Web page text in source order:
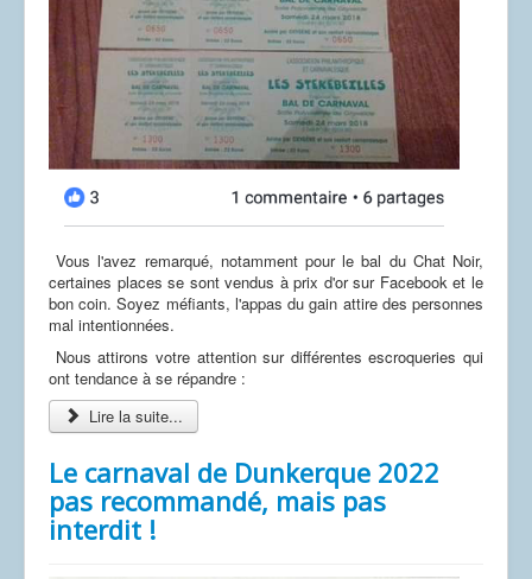
Vous l'avez remarqué, notamment pour le bal du Chat Noir,
certaines places se sont vendus à prix d'or sur Facebook et le
bon coin. Soyez méfiants, l'appas du gain attire des personnes
mal intentionnées.
Nous attirons votre attention sur différentes escroqueries qui
ont tendance à se répandre :
Lire la suite...
Le carnaval de Dunkerque 2022
pas recommandé, mais pas
interdit !